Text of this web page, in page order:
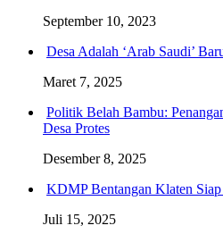
September 10, 2023
Desa Adalah ‘Arab Saudi’
Maret 7, 2025
Politik Belah Bambu:
Desa Protes
Desember 8, 2025
KDMP Bentangan Klaten
Juli 15, 2025